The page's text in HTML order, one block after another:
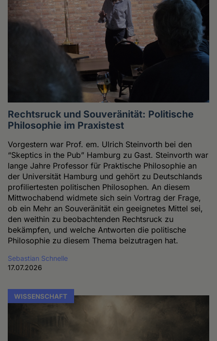
Rechtsruck und Souveränität: Politische
Philosophie im Praxistest
Vorgestern war Prof. em. Ulrich Steinvorth bei den
“Skeptics in the Pub” Hamburg zu Gast. Steinvorth war
lange Jahre Professor für Praktische Philosophie an
der Universität Hamburg und gehört zu Deutschlands
profiliertesten politischen Philosophen. An diesem
Mittwochabend widmete sich sein Vortrag der Frage,
ob ein Mehr an Souveränität ein geeignetes Mittel sei,
den weithin zu beobachtenden Rechtsruck zu
bekämpfen, und welche Antworten die politische
Philosophie zu diesem Thema beizutragen hat.
Sebastian Schnelle
17.07.2026
WISSENSCHAFT